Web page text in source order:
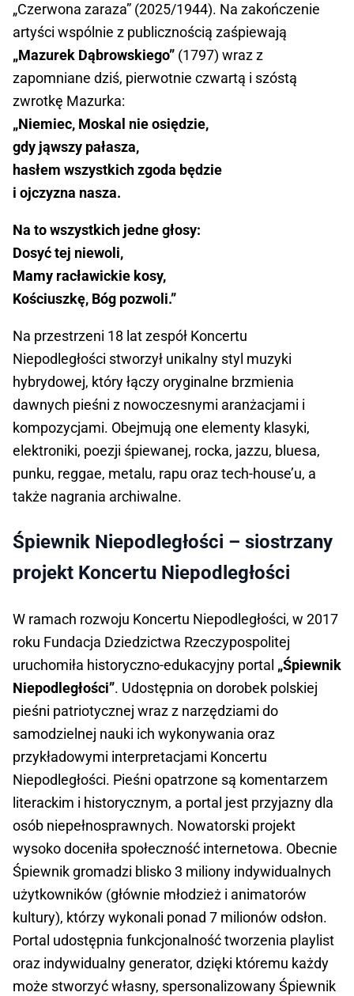
„Czerwona zaraza” (2025/1944). Na zakończenie
artyści wspólnie z publicznością zaśpiewają
„Mazurek Dąbrowskiego” (1797) wraz z
zapomniane dziś, pierwotnie czwartą i szóstą
zwrotkę Mazurka:
„Niemiec, Moskal nie osiędzie,
gdy jąwszy pałasza,
hasłem wszystkich zgoda będzie
i ojczyzna nasza.
Na to wszystkich jedne głosy:
Dosyć tej niewoli,
Mamy racławickie kosy,
Kościuszkę, Bóg pozwoli.”
Na przestrzeni 18 lat zespół Koncertu
Niepodległości stworzył unikalny styl muzyki
hybrydowej, który łączy oryginalne brzmienia
dawnych pieśni z nowoczesnymi aranżacjami i
kompozycjami. Obejmują one elementy klasyki,
elektroniki, poezji śpiewanej, rocka, jazzu, bluesa,
punku, reggae, metalu, rapu oraz tech-house’u, a
także nagrania archiwalne.
Śpiewnik Niepodległości – siostrzany
projekt Koncertu Niepodległości
W ramach rozwoju Koncertu Niepodległości, w 2017
roku Fundacja Dziedzictwa Rzeczypospolitej
uruchomiła historyczno-edukacyjny portal „Śpiewnik
Niepodległości”. Udostępnia on dorobek polskiej
pieśni patriotycznej wraz z narzędziami do
samodzielnej nauki ich wykonywania oraz
przykładowymi interpretacjami Koncertu
Niepodległości. Pieśni opatrzone są komentarzem
literackim i historycznym, a portal jest przyjazny dla
osób niepełnosprawnych. Nowatorski projekt
wysoko doceniła społeczność internetowa. Obecnie
Śpiewnik gromadzi blisko 3 miliony indywidualnych
użytkowników (głównie młodzież i animatorów
kultury), którzy wykonali ponad 7 milionów odsłon.
Portal udostępnia funkcjonalność tworzenia playlist
oraz indywidualny generator, dzięki któremu każdy
może stworzyć własny, spersonalizowany Śpiewnik